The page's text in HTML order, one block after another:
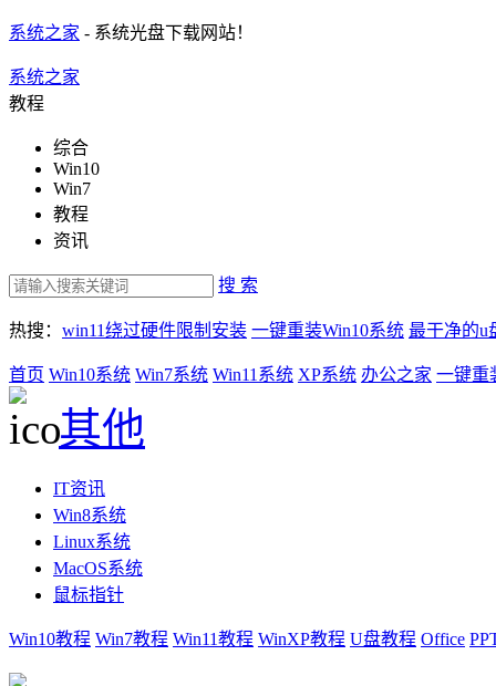
系统之家 - 系统光盘下载网站！
系统之家
教程
综合
Win10
Win7
教程
资讯
搜 索
热搜： win11绕过硬件限制安装 一键重装Win10系统 最干净的u
首页 Win10系统 Win7系统 Win11系统 XP系统 办公之家 一键重
其他
IT资讯
Win8系统
Linux系统
MacOS系统
鼠标指针
Win10教程 Win7教程 Win11教程 WinXP教程 U盘教程 Office